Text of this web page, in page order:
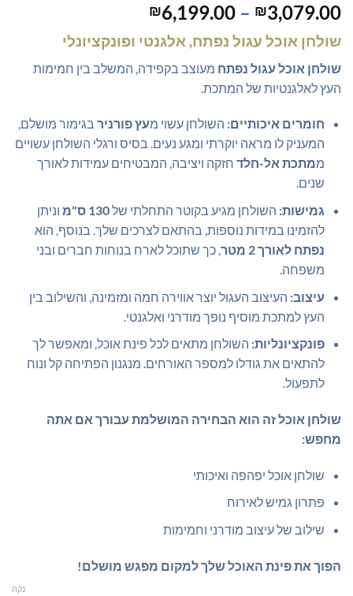
₪3,079.00
–
₪6,199.00
עד
שולחן אוכל עגול נפתח, אלגנטי ופונקציונלי
שולחן אוכל עגול נפתח מעוצב בקפידה, המשלב בין חמימות
העץ לאלגנטיות של המתכת.
חומרים איכותיים: השולחן עשוי מעץ פורנירבגימור מושלם,
המעניק לו מראה יוקרתי ומגע נעים. בסיס ורגלי השולחן עשויים
ממתכת אל-חלדחזקה ויציבה, המבטיחים עמידות לאורך
שנים.
גמישות: השולחן מגיע בקוטר התחלתי של130 ס"מ
וניתן
להזמינו במידות נוספות, בהתאם לצרכים שלך. בנוסף, הוא
נפתח לאורך 2 מטר
, כך שתוכל לארח בנוחות חברים ובני
משפחה.
עיצוב: העיצוב העגול יוצר אווירה חמה ומזמינה, והשילוב בין
העץ למתכת מוסיף נופך מודרני ואלגנטי.
פונקציונליות: השולחן מתאים לכל פינת אוכל, ומאפשר לך
להתאים את גודלו למספר האורחים. מנגנון הפתיחה קל ונוח
לתפעול.
שולחן אוכל זה הוא הבחירה המושלמת עבורך אם אתה
מחפש:
שולחן אוכל יפהפה ואיכותי
פתרון גמיש לאירוח
שילוב של עיצוב מודרני וחמימות
הפוך את פינת האוכל שלך למקום מפגש מושלם!
נקה